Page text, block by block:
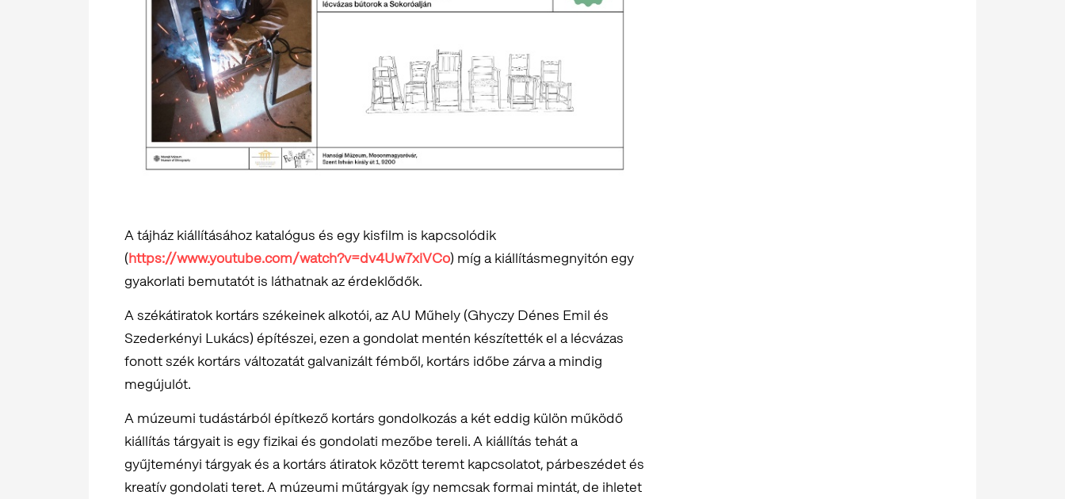
A tájház kiállításához katalógus és egy kisfilm is kapcsolódik
(https://www.youtube.com/watch?v=dv4Uw7xiVCo) míg a kiállításmegnyitón egy
gyakorlati bemutatót is láthatnak az érdeklődők.
A székátiratok kortárs székeinek alkotói, az AU Műhely (Ghyczy Dénes Emil és
Szederkényi Lukács) építészei, ezen a gondolat mentén készítették el a lécvázas
fonott szék kortárs változatát galvanizált fémből, kortárs időbe zárva a mindig
megújulót.
A múzeumi tudástárból építkező kortárs gondolkozás a két eddig külön működő
kiállítás tárgyait is egy fizikai és gondolati mezőbe tereli. A kiállítás tehát a
gyűjteményi tárgyak és a kortárs átiratok között teremt kapcsolatot, párbeszédet és
kreatív gondolati teret. A múzeumi műtárgyak így nemcsak formai mintát, de ihletet